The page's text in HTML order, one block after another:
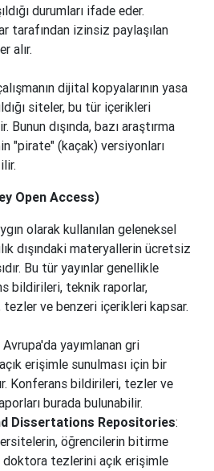
durumları ifade eder.
tarafından izinsiz paylaşılan
alır.
dijital kopyalarının yasa
siteler, bu tür içerikleri
Bunun dışında, bazı araştırma
"pirate" (kaçak) versiyonları
Open Access)
olarak kullanılan geleneksel
dışındaki materyallerin ücretsiz
Bu tür yayınlar genellikle
bildirileri, teknik raporlar,
tezler ve benzeri içerikleri kapsar.
Avrupa'da yayımlanan gri
erişimle sunulması için bir
Konferans bildirileri, tezler ve
burada bulunabilir.
Dissertations Repositories:
öğrencilerin bitirme
tezlerini açık erişimle